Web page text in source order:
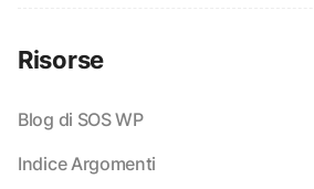
Risorse
Blog di SOS WP
Indice Argomenti